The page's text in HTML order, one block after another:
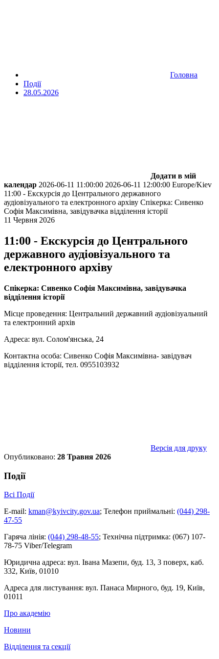
Головна
Події
28.05.2026
Додати в мій
календар 2026-06-11 11:00:00 2026-06-11 12:00:00 Europe/Kiev
11:00 - Екскурсія до Центрального державного
аудіовізуального та електронного архіву Спікерка: Сивенко
Софія Максимівна, завідувачка відділення історії
11 Червня 2026
11:00 - Екскурсія до Центрального
державного аудіовізуального та
електронного архіву
Спікерка: Сивенко Софія Максимівна, завідувачка
відділення історії
Місце проведення: Центральний державний аудіовізуальний
та електронний архів
Адреса: вул. Солом'янська, 24
Контактна особа: Сивенко Софія Максимівна- завідувач
відділення історії, тел. 0955103932
Версія для друку
Опубликовано: 28 Травня 2026
Події
Всі Події
E-mail: kman@kyivcity.gov.ua; Телефон приймальні: (044) 298-
47-55
Гаряча лінія: (044) 298-48-55; Технічна підтримка: (067) 107-
78-75 Viber/Telegram
Юридична адреса: вул. Івана Мазепи, буд. 13, 3 поверх, каб.
332, Київ, 01010
Адреса для листування: вул. Панаса Мирного, буд. 19, Київ,
01011
Про академію
Новини
Відділення та секції